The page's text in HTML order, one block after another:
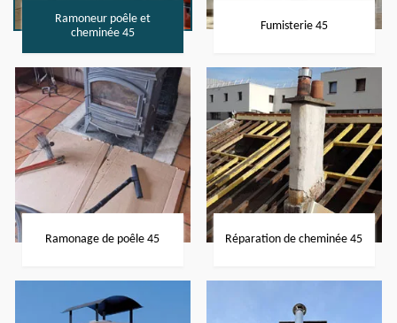
Ramoneur poêle et
cheminée 45
Fumisterie 45
Ramonage de poêle 45 Réparation de cheminée 45